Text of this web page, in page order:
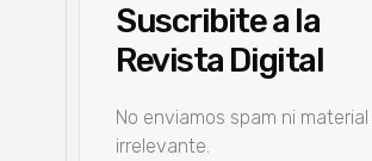
Suscribite a la
Revista Digital
No enviamos spam ni material
irrelevante.